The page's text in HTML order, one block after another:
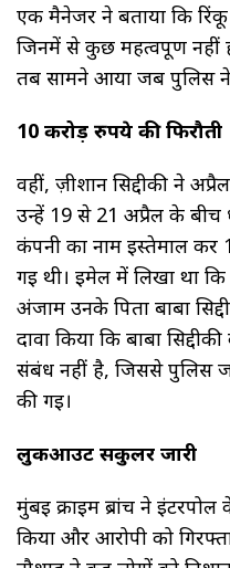
एक मैनेजर ने बताया कि
जिनमें से कुछ महत्वपूर्ण नहीं
तब सामने आया जब पुलिस ने
10 करोड़ रुपये की फिरौती
वहीं, ज़ीशान सिद्दीकी ने
उन्हें 19 से 21 अप्रैल के बीच
कंपनी का नाम इस्तेमाल कर
गई थी। ईमेल में लिखा था
अंजाम उनके पिता बाबा
दावा किया कि बाबा
संबंध नहीं है, जिससे पुलिस
की गई।
लुकआउट सर्कुलर जारी
मुंबई क्राइम ब्रांच ने
किया और आरोपी को